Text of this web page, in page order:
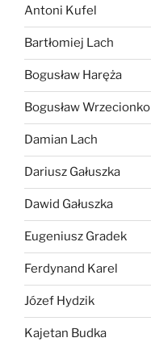
Antoni Kufel
Bartłomiej Lach
Bogusław Haręża
Bogusław Wrzecionko
Damian Lach
Dariusz Gałuszka
Dawid Gałuszka
Eugeniusz Gradek
Ferdynand Karel
Józef Hydzik
Kajetan Budka